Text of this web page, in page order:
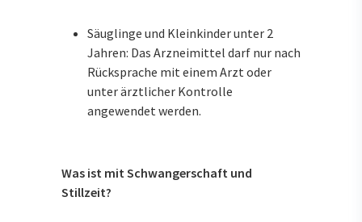
Säuglinge und Kleinkinder unter 2
Jahren: Das Arzneimittel darf nur nach
Rücksprache mit einem Arzt oder
unter ärztlicher Kontrolle
angewendet werden.
Was ist mit Schwangerschaft und
Stillzeit?